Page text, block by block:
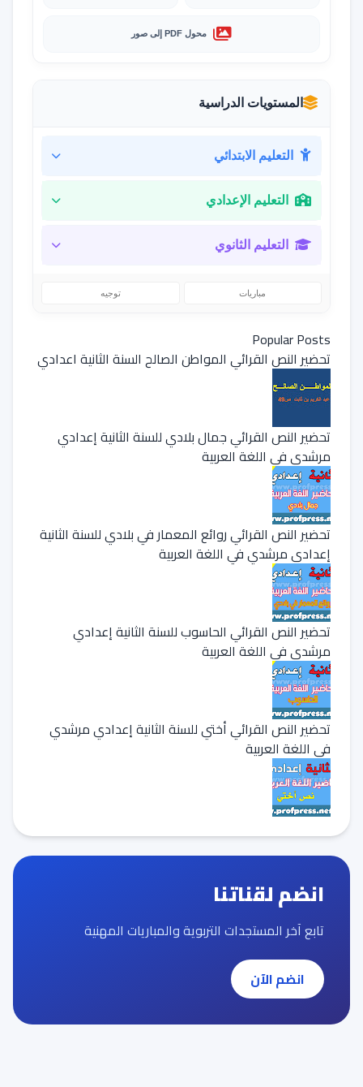
محول PDF إلى صور
المستويات الدراسية
التعليم الابتدائي
التعليم الإعدادي
التعليم الثانوي
مباريات توجيه
Popular Posts
تحضير النص القرائي المواطن الصالح السنة الثانية اعدادي
تحضير النص القرائي جمال بلادي للسنة الثانية إعدادي
مرشدي في اللغة العربية
تحضير النص القرائي روائع المعمار في بلادي للسنة الثانية
إعدادي مرشدي في اللغة العربية
تحضير النص القرائي الحاسوب للسنة الثانية إعدادي
مرشدي في اللغة العربية
تحضير النص القرائي أختي للسنة الثانية إعدادي مرشدي
في اللغة العربية
انضم لقناتنا
تابع آخر المستجدات التربوية والمباريات المهنية
انضم الآن